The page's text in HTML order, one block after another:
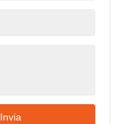
Invia